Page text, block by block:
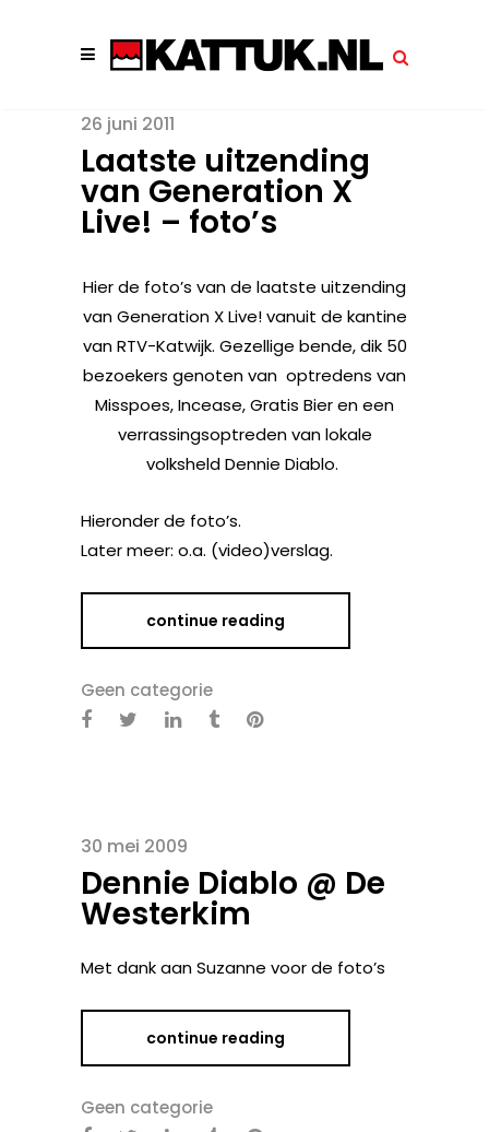
26 juni 2011
Laatste uitzending
van Generation X
Live! – foto’s
Hier de foto’s van de laatste uitzending
van Generation X Live! vanuit de kantine
van RTV-Katwijk. Gezellige bende, dik 50
bezoekers genoten van optredens van
Misspoes, Incease, Gratis Bier en een
verrassingsoptreden van lokale
volksheld Dennie Diablo.
Hieronder de foto’s.
Later meer: o.a. (video)verslag.
continue reading
Geen categorie
30 mei 2009
Dennie Diablo @ De
Westerkim
Met dank aan Suzanne voor de foto’s
continue reading
Geen categorie